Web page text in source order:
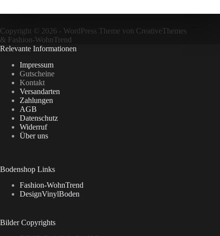
Copyright © 2026 - WordPress Theme von CreativeThemes
& Fashion-WohnTrend
Relevante Informationen
Impressum
Gutscheine
Kontakt
Versandarten
Zahlungen
AGB
Datenschutz
Widerruf
Über uns
Bodenshop Links
Fashion-WohnTrend
DesignVinylBoden
Bilder Copyrights